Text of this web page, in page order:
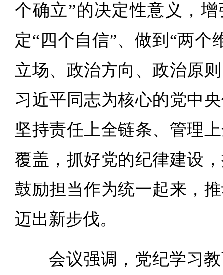
个确立”的决定性意义，
定“四个自信”、做到“两个
立场、政治方向、政治原
习近平同志为核心的党中
坚持责任上全链条、管理
覆盖，抓好党的纪律建设
鼓励担当作为统一起来，
迈出新步伐。
会议强调，党纪学习